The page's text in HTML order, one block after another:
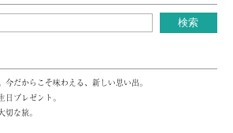
だからこそ味わえる、新しい思い出。
プレゼント。
な旅。